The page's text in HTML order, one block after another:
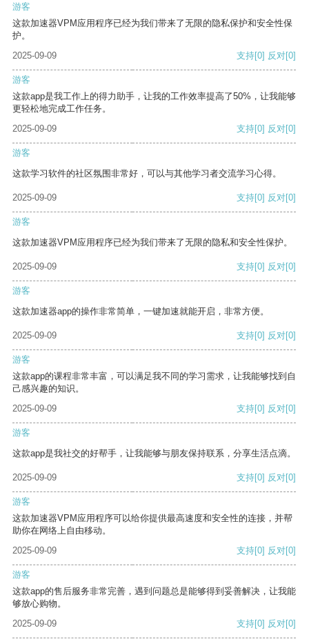
游客
这款加速器VPM应用程序已经为我们带来了无限的隐私保护和安全性保
护。
2025-09-09
支持[0] 反对[0]
游客
这款app是我工作上的得力助手，让我的工作效率提高了50%，让我能够
更轻松地完成工作任务。
2025-09-09
支持[0] 反对[0]
游客
这款学习软件的社区氛围非常好，可以与其他学习者交流学习心得。
2025-09-09 支持[0] 反对[0]
游客
这款加速器VPM应用程序已经为我们带来了无限的隐私和安全性保护。
2025-09-09 支持[0] 反对[0]
游客
这款加速器app的操作非常简单，一键加速就能开启，非常方便。
2025-09-09 支持[0] 反对[0]
游客
这款app的课程非常丰富，可以满足我不同的学习需求，让我能够找到自
己感兴趣的知识。
2025-09-09
支持[0] 反对[0]
游客
这款app是我社交的好帮手，让我能够与朋友保持联系，分享生活点滴。
2025-09-09 支持[0] 反对[0]
游客
这款加速器VPM应用程序可以给你提供最高速度和安全性的连接，并帮
助你在网络上自由移动。
2025-09-09
支持[0] 反对[0]
游客
这款app的售后服务非常完善，遇到问题总是能够得到妥善解决，让我能
够放心购物。
2025-09-09
支持[0] 反对[0]